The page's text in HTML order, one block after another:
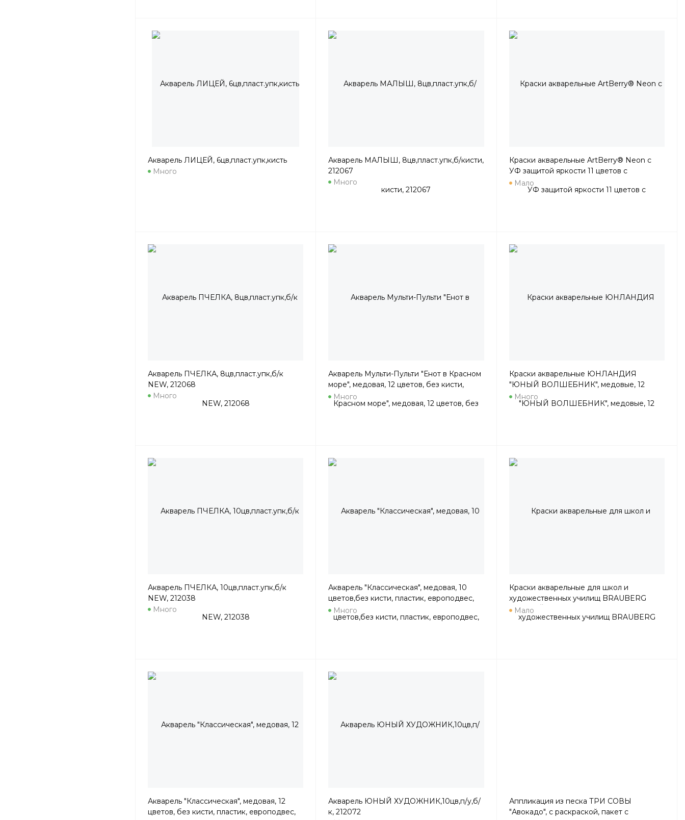
Акварель ЛИЦЕЙ, 6цв,пласт.упк,кисть
Много
Акварель МАЛЫШ, 8цв,пласт.упк,б/кисти,
212067
Много
Краски акварельные ArtBerry® Neon с
УФ защитой яркости 11 цветов с
увеличенными кюветами
Мало
Акварель ПЧЕЛКА, 8цв,пласт.упк,б/к
NEW, 212068
Много
Акварель Мульти-Пульти "Енот в Красном
море", медовая, 12 цветов, без кисти,
пластик, европодвес
Много
Краски акварельные ЮНЛАНДИЯ
"ЮНЫЙ ВОЛШЕБНИК", медовые, 12
цветов, круглые кюветы, пластик, 192358
Много
Акварель ПЧЕЛКА, 10цв,пласт.упк,б/к
NEW, 212038
Много
Акварель "Классическая", медовая, 10
цветов,без кисти, пластик, европодвес,
216018
Много
Краски акварельные для школ и
художественных училищ BRAUBERG
"ART ПЕЙЗАЖ", медовые,12 цветов, 192814
Мало
Акварель "Классическая", медовая, 12
цветов, без кисти, пластик, европодвес,
Акварель ЮНЫЙ ХУДОЖНИК,10цв,п/у,б/
к, 212072
Аппликация из песка ТРИ СОВЫ
"Авокадо", с раскраской, пакет с